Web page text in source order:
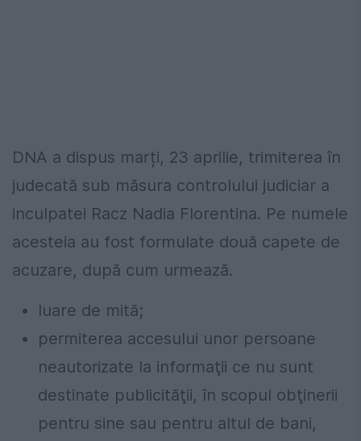
DNA a dispus marți, 23 aprilie, trimiterea în
judecată sub măsura controlului judiciar a
inculpatei Racz Nadia Florentina. Pe numele
acesteia au fost formulate două capete de
acuzare, după cum urmează.
luare de mită;
permiterea accesului unor persoane
neautorizate la informaţii ce nu sunt
destinate publicităţii, în scopul obţinerii
pentru sine sau pentru altul de bani,